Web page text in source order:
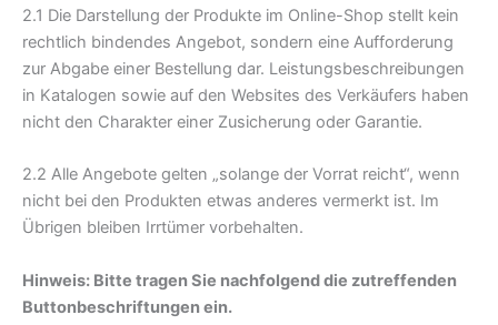
2.1 Die Darstellung der Produkte im Online-Shop stellt kein
rechtlich bindendes Angebot, sondern eine Aufforderung
zur Abgabe einer Bestellung dar. Leistungsbeschreibungen
in Katalogen sowie auf den Websites des Verkäufers haben
nicht den Charakter einer Zusicherung oder Garantie.
2.2 Alle Angebote gelten „solange der Vorrat reicht“, wenn
nicht bei den Produkten etwas anderes vermerkt ist. Im
Übrigen bleiben Irrtümer vorbehalten.
Hinweis: Bitte tragen Sie nachfolgend die zutreffenden
Buttonbeschriftungen ein.